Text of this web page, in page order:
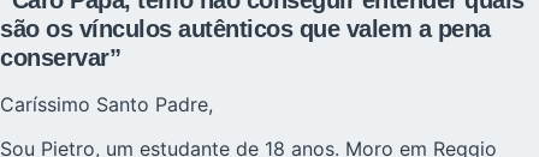
são os vínculos autênticos que valem a pena
conservar”
Caríssimo Santo Padre,
Sou Pietro, um estudante de 18 anos. Moro em Reggio